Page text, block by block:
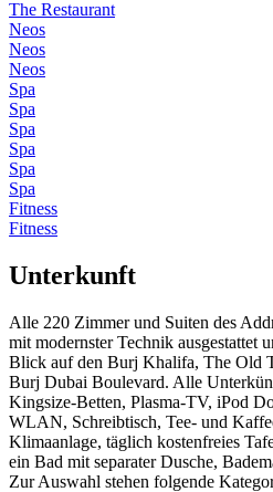
The Restaurant
Neos
Neos
Neos
Spa
Spa
Spa
Spa
Spa
Spa
Fitness
Fitness
Unterkunft
Alle 220 Zimmer und Suiten des
mit modernster Technik ausgestattet
Blick auf den Burj Khalifa, The Old
Burj Dubai Boulevard. Alle
Kingsize-Betten, Plasma-TV, iPod
WLAN, Schreibtisch, Tee- und
Klimaanlage, täglich kostenfreies
ein Bad mit separater Dusche,
Zur Auswahl stehen folgende